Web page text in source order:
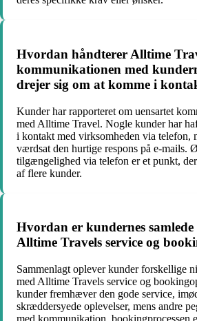
Hvordan håndterer Alltime
kommunikationen med
drejer sig om at komme i
Kunder har rapporteret om uensartet
med Alltime Travel. Nogle kunder har
i kontakt med virksomheden via telefon,
værdsat den hurtige respons på e-mails.
tilgængelighed via telefon er et punkt,
af flere kunder.
Hvordan er kundernes
Alltime Travels service og
Sammenlagt oplever kunder forskellige
med Alltime Travels service og
kunder fremhæver den gode service,
skræddersyede oplevelser, mens andre